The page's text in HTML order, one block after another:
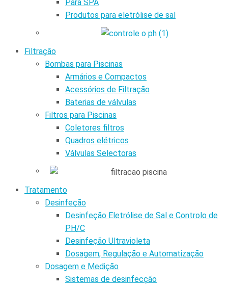
Para SPA
Produtos para eletrólise de sal
Filtração
Bombas para Piscinas
Armários e Compactos
Acessórios de Filtração
Baterias de válvulas
Filtros para Piscinas
Coletores filtros
Quadros elétricos
Válvulas Selectoras
Tratamento
Desinfeção
Desinfeção Eletrólise de Sal e Controlo de
PH/C
Desinfeção Ultravioleta
Dosagem, Regulação e Automatização
Dosagem e Medição
Sistemas de desinfecção